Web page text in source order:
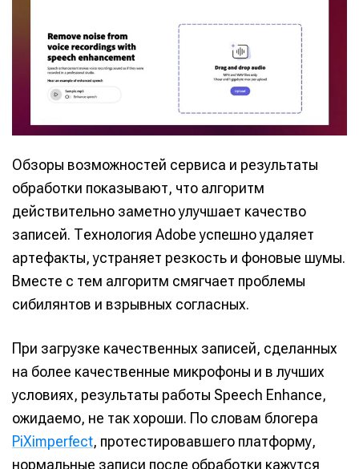
Обзоры возможностей сервиса и результаты
обработки показывают, что алгоритм
действительно заметно улучшает качество
записей. Технология Adobe успешно удаляет
артефакты, устраняет резкость и фоновые шумы.
Вместе с тем алгоритм смягчает проблемы
сибилянтов и взрывных согласных.
При загрузке качественных записей, сделанных
на более качественные микрофоны и в лучших
условиях, результаты работы Speech Enhance,
ожидаемо, не так хороши. По словам блогера
PiXimperfect, протестировавшего платформу,
нормальные записи после обработки кажутся